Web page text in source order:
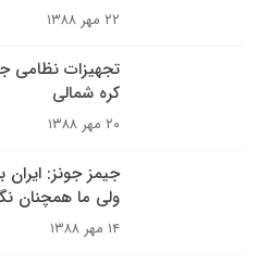
۲۲ مهر ۱۳۸۸
تجهيزات نظامى
کره شمالى
۲۰ مهر ۱۳۸۸
جيمز جونز:
ولى ما همچنان
۱۴ مهر ۱۳۸۸